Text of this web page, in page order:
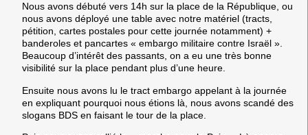
Nous avons débuté vers 14h sur la place de la République, ou
nous avons déployé une table avec notre matériel (tracts,
pétition, cartes postales pour cette journée notamment) +
banderoles et pancartes « embargo militaire contre Israël ».
Beaucoup d’intérêt des passants, on a eu une très bonne
visibilité sur la place pendant plus d’une heure.
Ensuite nous avons lu le tract embargo appelant à la journée
en expliquant pourquoi nous étions là, nous avons scandé des
slogans BDS en faisant le tour de la place.